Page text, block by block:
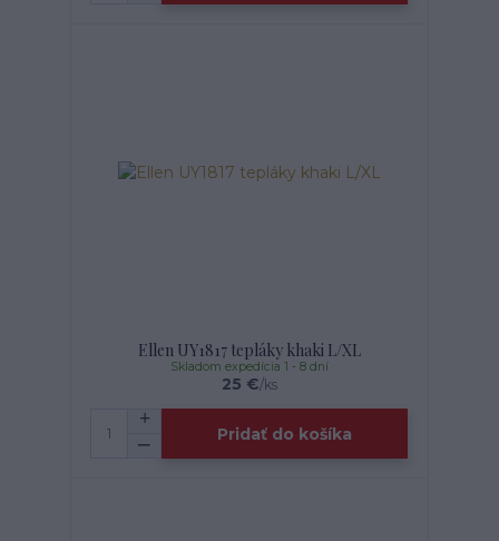
Ellen UY1817 tepláky khaki L/XL
25 €/ks
Skladom expedícia 1 - 8 dní
Pridať do košíka